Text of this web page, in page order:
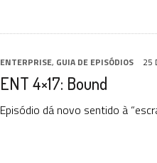
ENTERPRISE, GUIA DE EPISÓDIOS 25
ENT 4×17: Bound
Episódio dá novo sentido à